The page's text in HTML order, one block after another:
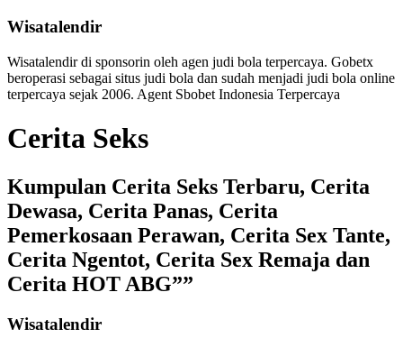
Wisatalendir
Wisatalendir di sponsorin oleh agen judi bola terpercaya. Gobetx
beroperasi sebagai situs judi bola dan sudah menjadi judi bola online
terpercaya sejak 2006. Agent Sbobet Indonesia Terpercaya
Cerita Seks
Kumpulan Cerita Seks Terbaru, Cerita
Dewasa, Cerita Panas, Cerita
Pemerkosaan Perawan, Cerita Sex Tante,
Cerita Ngentot, Cerita Sex Remaja dan
Cerita HOT ABG””
Wisatalendir